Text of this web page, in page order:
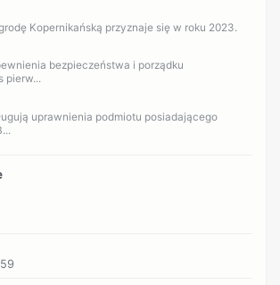
Kopernikańską przyznaje się w roku 2023.
bezpieczeństwa i porządku
pierw...
uprawnienia podmiotu posiadającego